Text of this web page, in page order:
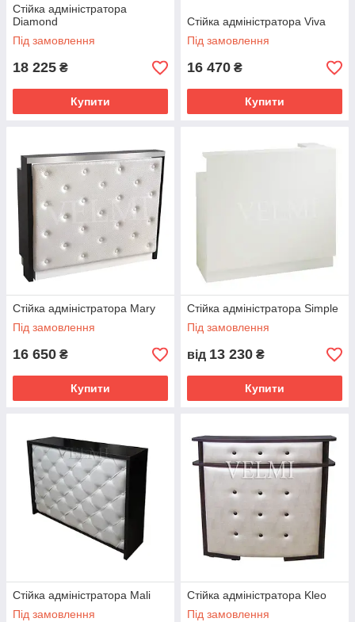
Стійка адміністратора
Diamond
Під замовлення
18 225 ₴
Купити
Стійка адміністратора Viva
Під замовлення
16 470 ₴
Купити
Стійка адміністратора Mary
Під замовлення
16 650 ₴
Купити
Стійка адміністратора Simple
Під замовлення
від 13 230 ₴
Купити
Стійка адміністратора Mali
Під замовлення
Стійка адміністратора Kleo
Під замовлення